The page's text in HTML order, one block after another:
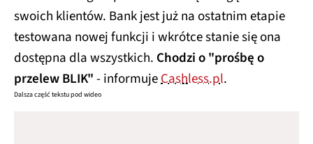
swoich klientów. Bank jest już na ostatnim etapie
testowana nowej funkcji i wkrótce stanie się ona
dostępna dla wszystkich. Chodzi o "prośbę o
przelew BLIK"- informujeCashless.pl.
Dalsza część tekstu pod wideo